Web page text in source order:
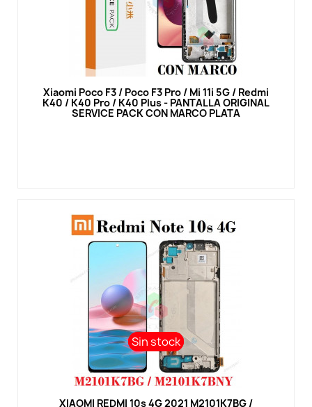
Vista rápida
Xiaomi Poco F3 / Poco F3 Pro / Mi 11i 5G / Redmi
K40 / K40 Pro / K40 Plus - PANTALLA ORIGINAL
SERVICE PACK CON MARCO PLATA
Sin stock
Sin stock
Vista rápida
XIAOMI REDMI 10s 4G 2021 M2101K7BG /